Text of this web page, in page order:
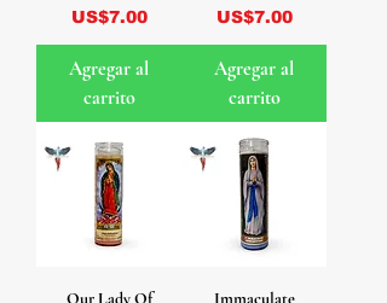
Precio
US$7.00
Agregar al
carrito
Precio
US$7.00
Agregar al
carrito
Our Lady Of Immaculate